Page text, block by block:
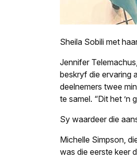
Sheila Sobili met
Jennifer
beskryf die ervaring
deelnemers twee
te samel. “Dit het ’n
Sy waardeer die
Michelle Simpson,
was die eerste keer